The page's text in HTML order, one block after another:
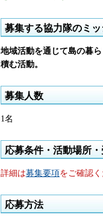
募集する協力隊のミ
地域活動を通じて島の暮
積む活動。
募集人数
1名
応募条件・活動場所
詳細は募集要項をご確認く
応募方法